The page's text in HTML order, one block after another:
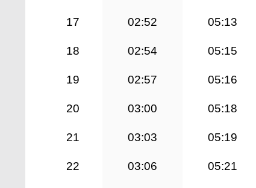
17 02:52 05:13
18 02:54 05:15
19 02:57 05:16
20 03:00 05:18
21 03:03 05:19
22 03:06 05:21